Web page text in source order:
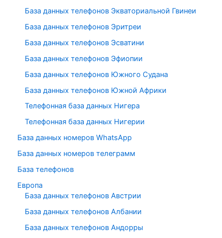
База данных телефонов Экваториальной Гвинеи
База данных телефонов Эритреи
База данных телефонов Эсватини
База данных телефонов Эфиопии
База данных телефонов Южного Судана
База данных телефонов Южной Африки
Телефонная база данных Нигера
Телефонная база данных Нигерии
База данных номеров WhatsApp
База данных номеров телеграмм
База телефонов
Европа
База данных телефонов Австрии
База данных телефонов Албании
База данных телефонов Андорры